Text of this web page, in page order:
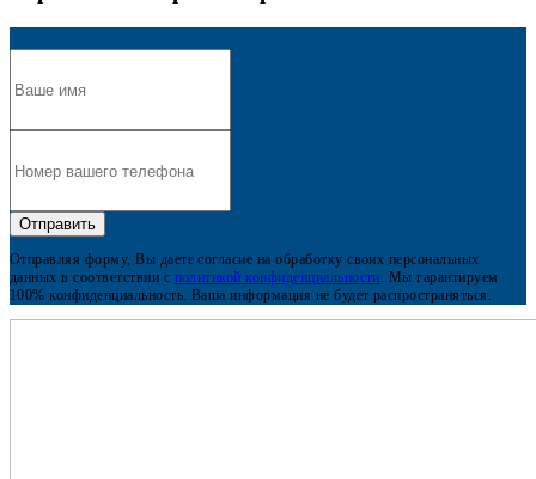
Отправляя форму, Вы даете согласие на обработку своих персональных
данных в соответствии с политикой конфиденциальности. Мы гарантируем
100% конфиденциальность. Ваша информация не будет распространяться.